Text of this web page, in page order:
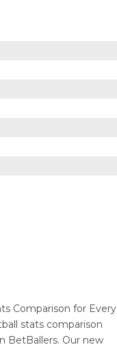
Comparison for Every
stats comparison
BetBallers. Our new